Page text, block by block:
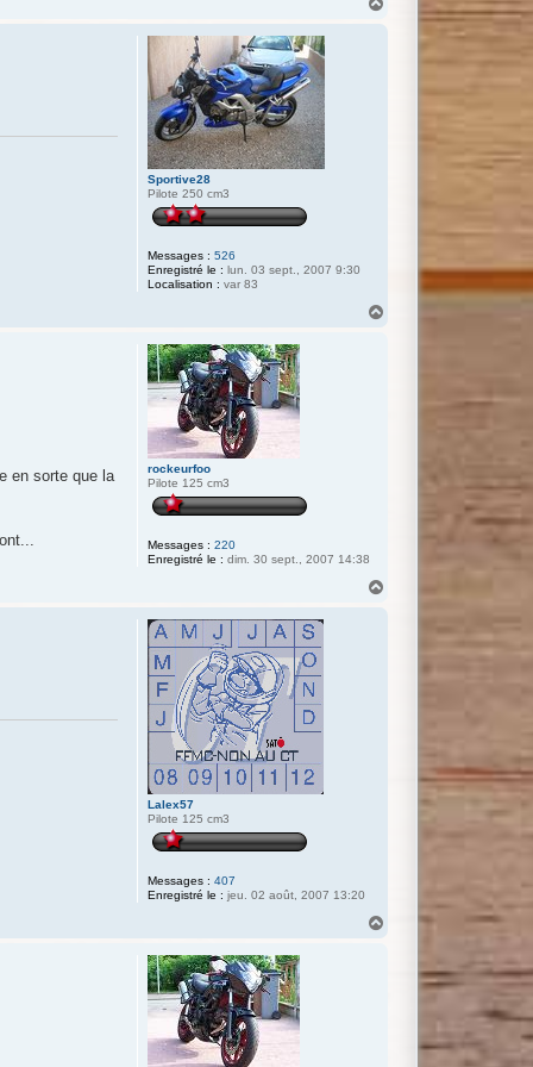
Sportive28
Pilote 250 cm3
Messages : 526
Enregistré le : lun. 03 sept., 2007 9:30
Localisation : var 83
rockeurfoo
Pilote 125 cm3
Messages : 220
Enregistré le : dim. 30 sept., 2007 14:38
en sorte que la
Lalex57
Pilote 125 cm3
Messages : 407
Enregistré le : jeu. 02 août, 2007 13:20